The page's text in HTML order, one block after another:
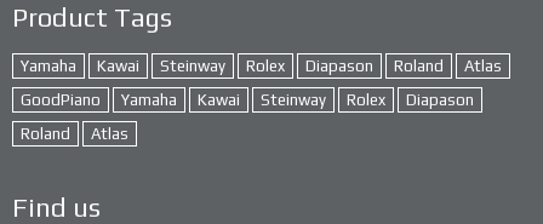
Product Tags
Yamaha Kawai Steinway Rolex Diapason Roland
Atlas
GoodPiano
Yamaha Kawai Steinway Rolex
Diapason
Roland
Atlas
Find us